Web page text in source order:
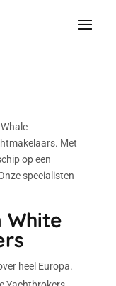
Met
op een
specialisten
White
heel Europa.